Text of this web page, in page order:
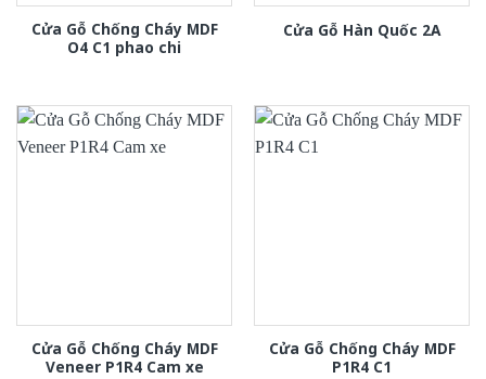
Cửa Gỗ Chống Cháy MDF
O4 C1 phao chi
Cửa Gỗ Hàn Quốc 2A
Cửa Gỗ Chống Cháy MDF
Veneer P1R4 Cam xe
Cửa Gỗ Chống Cháy MDF
P1R4 C1